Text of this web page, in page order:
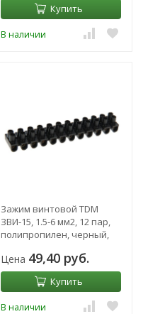
Купить
В наличии
Зажим винтовой TDM
ЗВИ-15, 1.5-6 мм2, 12 пар,
полипропилен, черный,
Цена 49,40 руб.
Купить
В наличии